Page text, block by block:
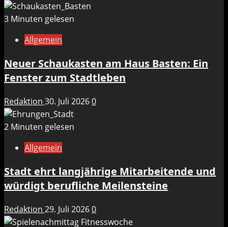
3 Minuten gelesen
Allgemein
Neuer Schaukasten am Haus Basten: Ein
Fenster zum Stadtleben
Redaktion 30. Juli 20260
2 Minuten gelesen
Allgemein
Stadt ehrt langjährige Mitarbeitende und
würdigt berufliche Meilensteine
Redaktion 29. Juli 20260